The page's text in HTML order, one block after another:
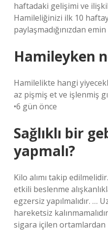
haftadaki gelişimi ve
Hamileliğinizi ilk 10
paylaşmadığınızdan
Hamileyken
Hamilelikte hangi
az pişmiş et ve işlenmiş
•6 gün önce
Sağlıklı bir
yapmalı?
Kilo alımı takip
etkili beslenme
egzersiz yapılmalıdır. …
hareketsiz
sigara içilen ortamlardan